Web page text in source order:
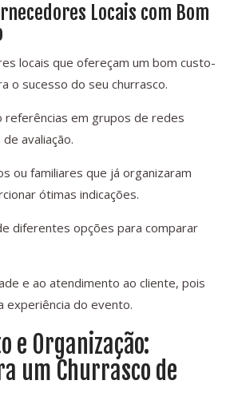
Locais com Bom
locais que ofereçam um bom custo-
o sucesso do seu churrasco.
referências em grupos de redes
avaliação.
ou familiares que já organizaram
ótimas indicações.
diferentes opções para comparar
e ao atendimento ao cliente, pois
experiência do evento.
e Organização:
um Churrasco de